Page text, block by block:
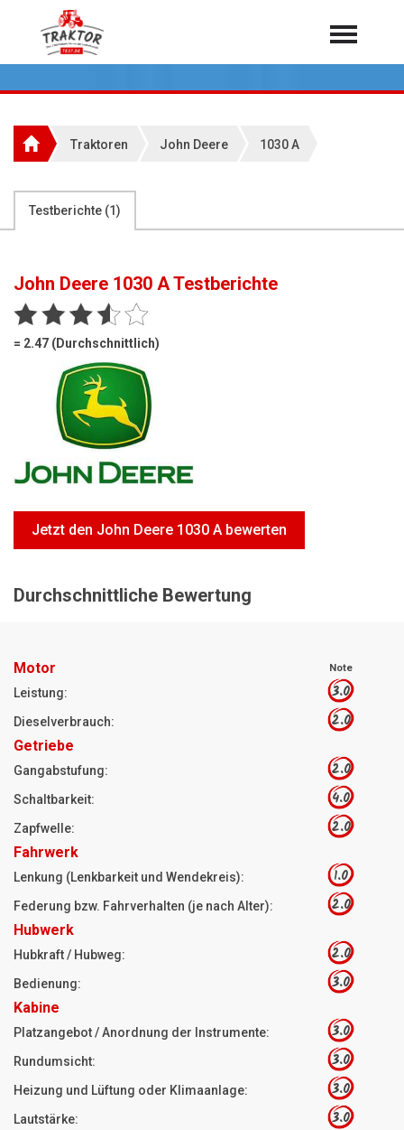
Home
Rundballenpressen
Teleskoplader
Rasentraktoren
Freischneider
Jetzt Bewerten
Über 7.000 Testberichte
Traktoren John Deere 1030 A
Testberichte (1)
John Deere 1030 ATestberichte
= 2.47 (Durchschnittlich)
Jetzt den John Deere 1030 A bewerten
Durchschnittliche Bewertung
Motor Note
Leistung: 3.0
Dieselverbrauch: 2.0
Getriebe
Gangabstufung: 2.0
Schaltbarkeit: 4.0
Zapfwelle: 2.0
Fahrwerk
Lenkung (Lenkbarkeit und Wendekreis): 1.0
Federung bzw. Fahrverhalten (je nach Alter): 2.0
Hubwerk
Hubkraft / Hubweg: 2.0
Bedienung: 3.0
Kabine
Platzangebot / Anordnung der Instrumente: 3.0
Rundumsicht: 3.0
Heizung und Lüftung oder Klimaanlage: 3.0
Lautstärke: 3.0